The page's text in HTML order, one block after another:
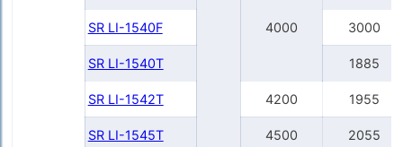
4000
SR LI-1540F 3000
SR LI-1540Т 1885
SR LI-1542Т 4200 1955
SR LI-1545Т 4500 2055